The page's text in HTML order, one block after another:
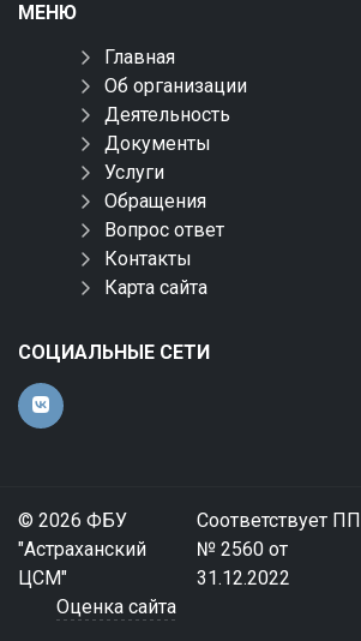
МЕНЮ
Главная
Об организации
Деятельность
Документы
Услуги
Обращения
Вопрос ответ
Контакты
Карта сайта
СОЦИАЛЬНЫЕ СЕТИ
© 2026 ФБУ
"Астраханский
ЦСМ"
Соответствует ПП
№ 2560 от
31.12.2022
Оценка сайта